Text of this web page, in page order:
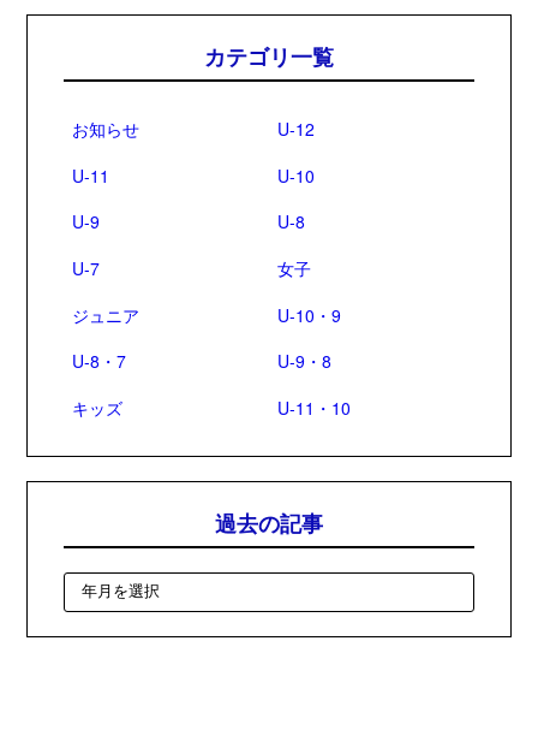
カテゴリ一覧
お知らせ
U-12
U-11
U-10
U-9
U-8
U-7
女子
ジュニア
U-10・9
U-8・7
U-9・8
キッズ
U-11・10
過去の記事